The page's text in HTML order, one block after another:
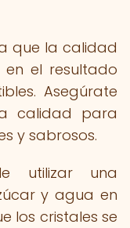
que la calidad
el resultado
Asegúrate
calidad para
y sabrosos.
utilizar una
y agua en
los cristales se